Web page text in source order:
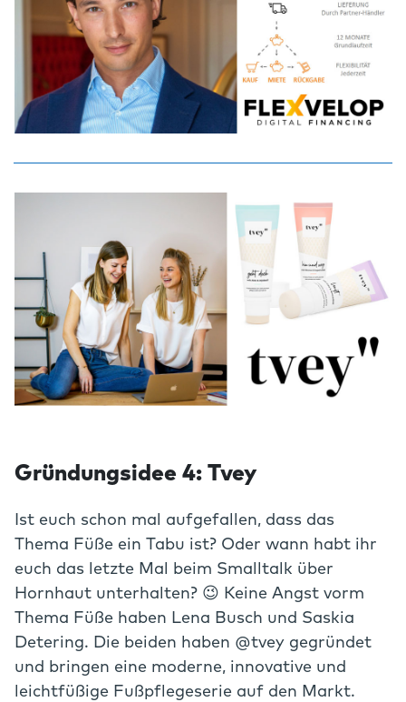
Gründungsidee 4: Tvey
Ist euch schon mal aufgefallen, dass das
Thema Füße ein Tabu ist? Oder wann habt ihr
euch das letzte Mal beim Smalltalk über
Hornhaut unterhalten? 😉 Keine Angst vorm
Thema Füße haben Lena Busch und Saskia
Detering. Die beiden haben @tvey gegründet
und bringen eine moderne, innovative und
leichtfüßige Fußpflegeserie auf den Markt.